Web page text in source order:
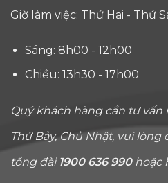
Giờ làm việc: Thứ Hai - Thứ
Sáng: 8h00 - 12h00
Chiều: 13h30 - 17h00
Quý khách hàng cần tư
Thứ Bảy, Chủ Nhật, vui
tổng đài 1900 636 990hoặc